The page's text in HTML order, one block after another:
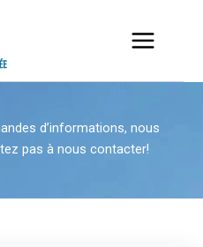
d’informations, nous
pas à nous contacter!